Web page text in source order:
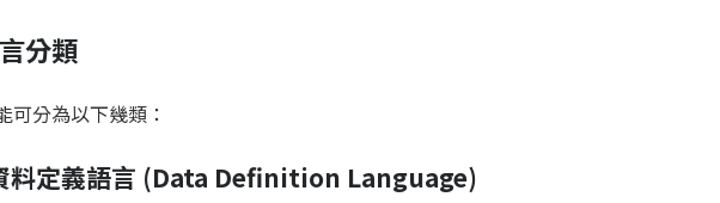
分類
可分為以下幾類：
料定義語言 (Data Definition Language)